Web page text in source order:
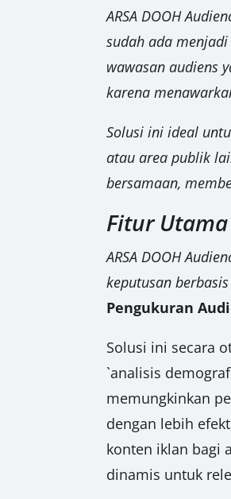
ARSA DOOH
sudah ada
wawasan audiens
karena
Solusi ini ideal
atau area publik
bersamaan,
Fitur Utama
ARSA DOOH
keputusan
Pengukuran
Solusi ini secara
`analisis
memungkinkan
dengan lebih
konten iklan bagi
dinamis untuk